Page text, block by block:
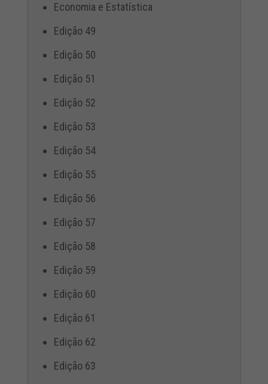
Economia e Estatística
Edição 49
Edição 50
Edição 51
Edição 52
Edição 53
Edição 54
Edição 55
Edição 56
Edição 57
Edição 58
Edição 59
Edição 60
Edição 61
Edição 62
Edição 63